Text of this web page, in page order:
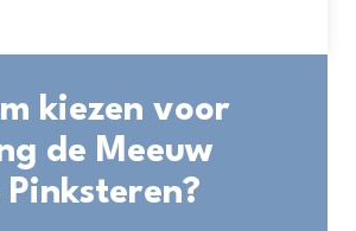
kiezen voor
de Meeuw